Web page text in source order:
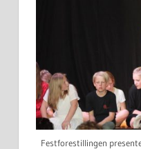
Festforestillingen